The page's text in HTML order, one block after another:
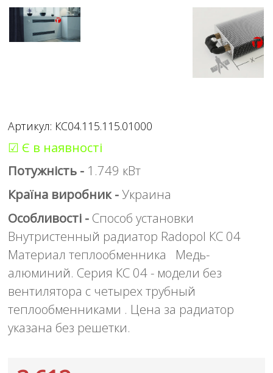
Артикул: КС04.115.115.01000
☑ Є в наявності
Потужність - 1.749 кВт
Країна виробник -Украина
Особливості - Способ установки
Внутристенный радиатор Radopol КС 04
Материал теплообменника Медь-
алюминий. Серия КС 04 - модели без
вентилятора с четырех трубный
теплообменниками . Цена за радиатор
указана без решетки.